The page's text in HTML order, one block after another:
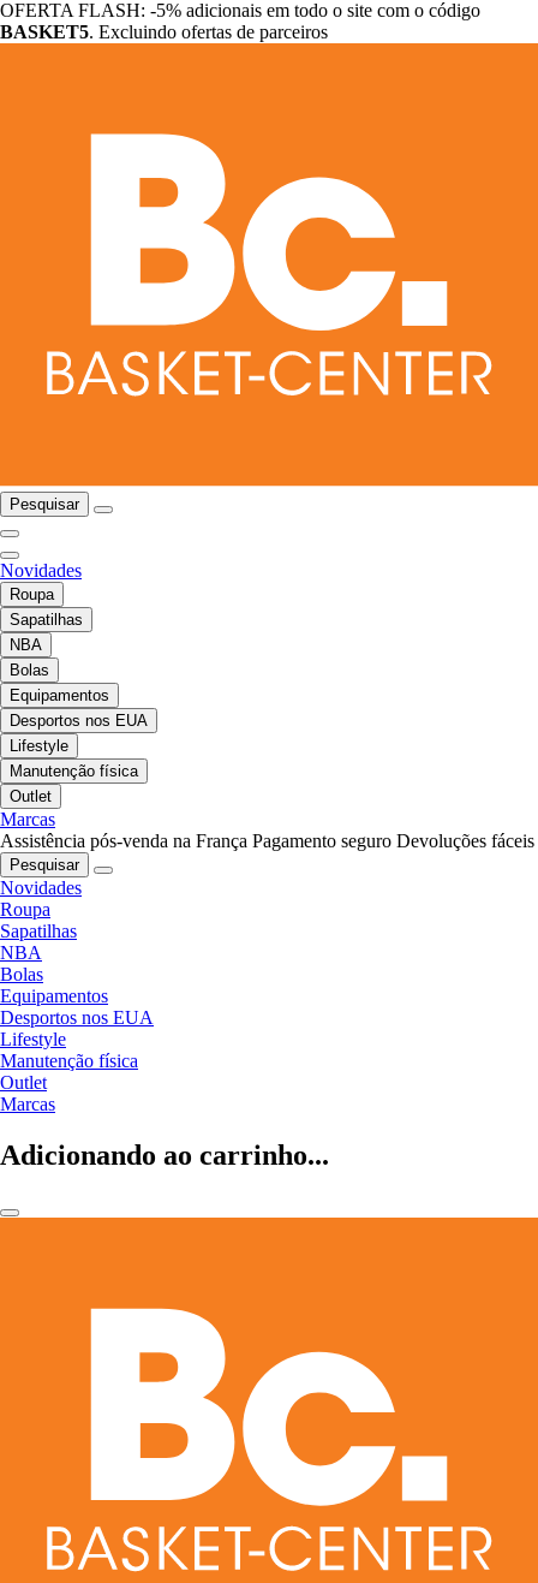
OFERTA FLASH: -5% adicionais em todo o site com o código
BASKET5. Excluindo ofertas de parceiros
Pesquisar
Novidades
Roupa
Sapatilhas
NBA
Bolas
Equipamentos
Desportos nos EUA
Lifestyle
Manutenção física
Outlet
Marcas
Assistência pós-venda na França Pagamento seguro Devoluções fáceis
Pesquisar
Novidades
Roupa
Sapatilhas
NBA
Bolas
Equipamentos
Desportos nos EUA
Lifestyle
Manutenção física
Outlet
Marcas
Adicionando ao carrinho...